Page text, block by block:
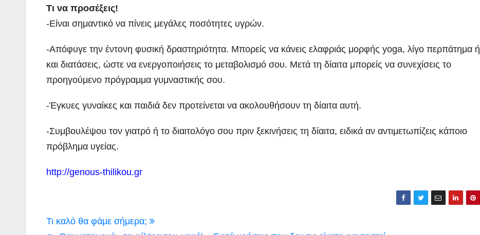
Τι να προσέξεις!
-Είναι σημαντικό να πίνεις μεγάλες ποσότητες υγρών.
-Απόφυγε την έντονη φυσική δραστηριότητα. Μπορείς να κάνεις ελαφριάς μορφής yoga, λίγο περπάτημα ή
και διατάσεις, ώστε να ενεργοποιήσεις το μεταβολισμό σου. Μετά τη δίαιτα μπορείς να συνεχίσεις το
προηγούμενο πρόγραμμα γυμναστικής σου.
-Έγκυες γυναίκες και παιδιά δεν προτείνεται να ακολουθήσουν τη δίαιτα αυτή.
-Συμβουλέψου τον γιατρό ή το διαιτολόγο σου πριν ξεκινήσεις τη δίαιτα, ειδικά αν αντιμετωπίζεις κάποιο
πρόβλημα υγείας.
http://genous-thilikou.gr
Πλοήγηση
Τι καλό θα φάμε σήμερα;